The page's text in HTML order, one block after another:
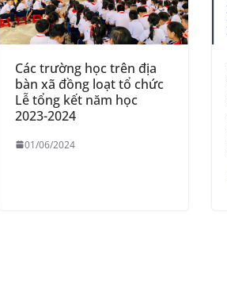
Các trường học trên địa
bàn xã đồng loạt tổ chức
Lễ tổng kết năm học
2023-2024
01/06/2024